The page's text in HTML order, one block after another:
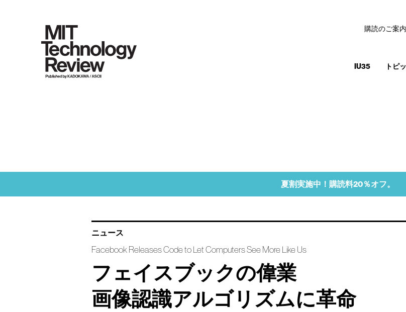
IU35 トピ
購読のご案内
夏割実施中！購読料20％オフ。
ニュース
Facebook Releases Code to Let Computers See More Like Us
フェイスブックの偉業
画像認識アルゴリズムに革命